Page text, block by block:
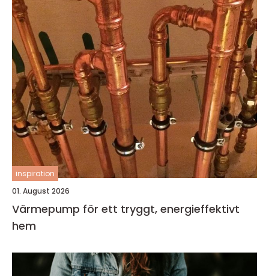
inspiration
01. August 2026
Värmepump för ett tryggt, energieffektivt
hem